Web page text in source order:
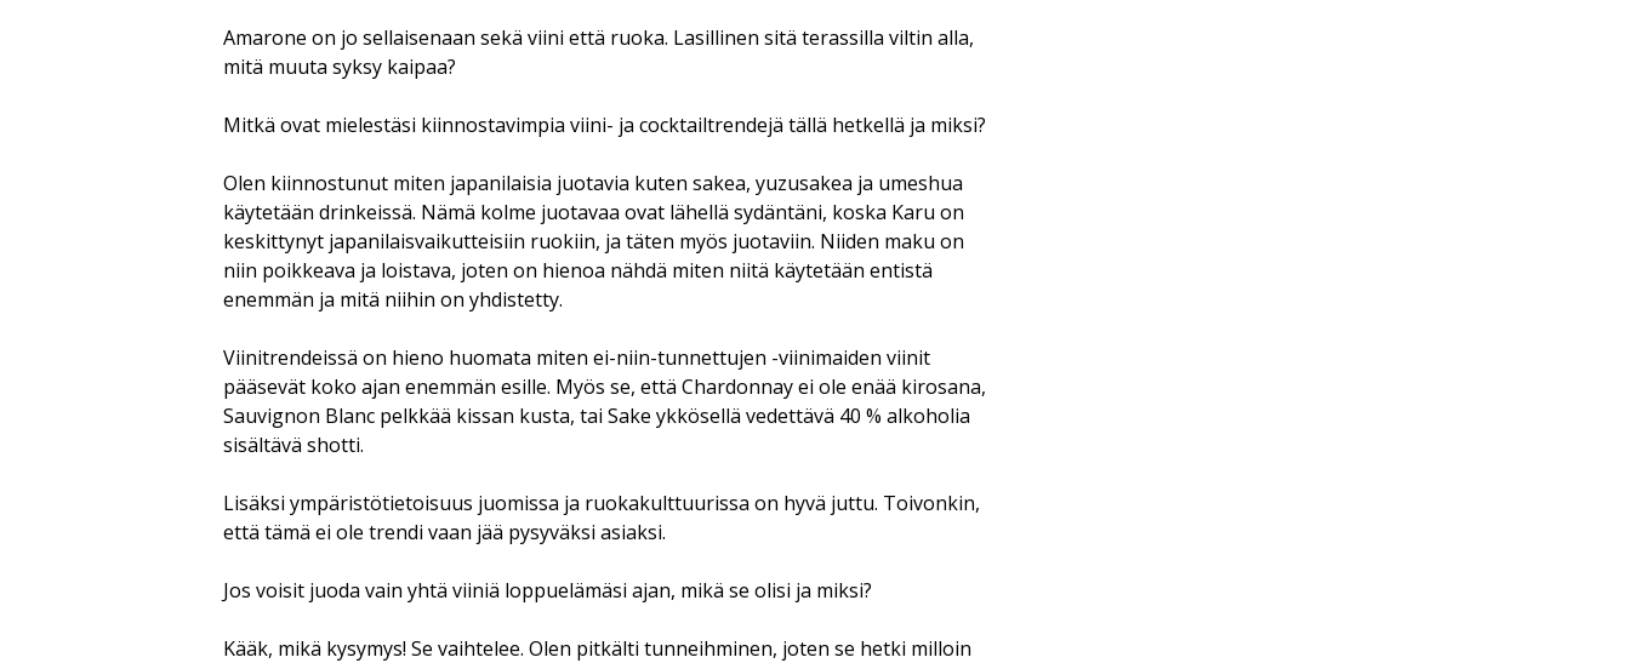
Amarone on jo sellaisenaan sekä viini että ruoka. Lasillinen sitä terassilla viltin alla,
mitä muuta syksy kaipaa?
Mitkä ovat mielestäsi kiinnostavimpia viini- ja cocktailtrendejä tällä hetkellä ja miksi?
Olen kiinnostunut miten japanilaisia juotavia kuten sakea, yuzusakea ja umeshua
käytetään drinkeissä. Nämä kolme juotavaa ovat lähellä sydäntäni, koska Karu on
keskittynyt japanilaisvaikutteisiin ruokiin, ja täten myös juotaviin. Niiden maku on
niin poikkeava ja loistava, joten on hienoa nähdä miten niitä käytetään entistä
enemmän ja mitä niihin on yhdistetty.
Viinitrendeissä on hieno huomata miten ei-niin-tunnettujen -viinimaiden viinit
pääsevät koko ajan enemmän esille. Myös se, että Chardonnay ei ole enää kirosana,
Sauvignon Blanc pelkkää kissan kusta, tai Sake ykkösellä vedettävä 40 % alkoholia
sisältävä shotti.
Lisäksi ympäristötietoisuus juomissa ja ruokakulttuurissa on hyvä juttu. Toivonkin,
että tämä ei ole trendi vaan jää pysyväksi asiaksi.
Jos voisit juoda vain yhtä viiniä loppuelämäsi ajan, mikä se olisi ja miksi?
Kääk, mikä kysymys! Se vaihtelee. Olen pitkälti tunneihminen, joten se hetki milloin